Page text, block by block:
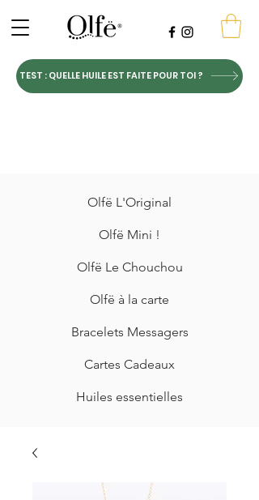
TEST : QUELLE HUILE EST FAITE POUR TOI ?
Olfë L'Original
Olfë Mini !
Olfë Le Chouchou
Olfë à la carte
Bracelets Messagers
Cartes Cadeaux
Huiles essentielles